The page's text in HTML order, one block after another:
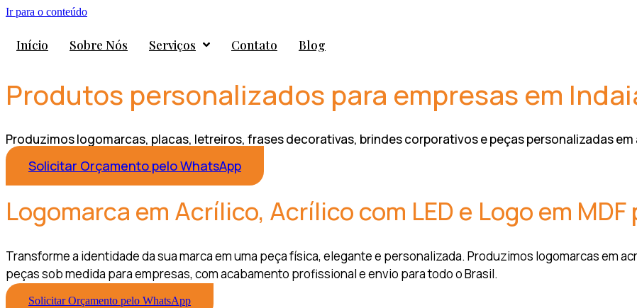
Ir para o conteúdo
Início Sobre Nós Serviços Contato Blog
Produtos personalizados para empresas em
Produzimos logomarcas, placas, letreiros, frases decorativas, brindes corporativos e peças personalizadas em
Solicitar Orçamento pelo WhatsApp
Logomarca em Acrílico, Acrílico com LED e Logo em
Transforme a identidade da sua marca em uma peça física, elegante e personalizada. Produzimos logomarcas em
peças sob medida para empresas, com acabamento profissional e envio para todo o Brasil.
Solicitar Orçamento pelo WhatsApp